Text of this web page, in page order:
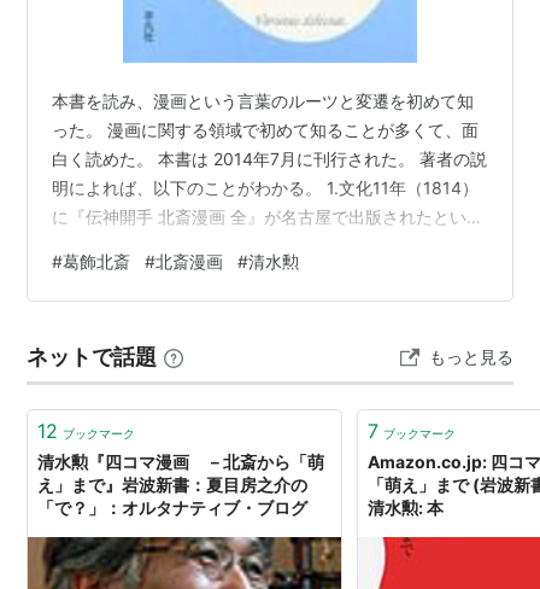
本書を読み、漫画という言葉のルーツと変遷を初めて知
った。 漫画に関する領域で初めて知ることが多くて、面
白く読めた。 本書は 2014年7月に刊行された。 著者の説
明によれば、以下のことがわかる。 1.文化11年（1814）
に『伝神開手 北斎漫画 全』が名古屋で出版されたとい
の時代に遡る。 2.今泉一瓢（1685-1901）がイタリア語
の「カリカチュア」の訳語として『時事新報』紙上で使
を出版し、その中で「漫画」とは「カリカチュア」のこ
とであると、説明しているという。明治23年に『時事新
報』に…
#葛飾北斎 #北斎漫画 #清水勲
ネットで話題 もっと見る
12 ブックマーク
清水勲『四コマ漫画 －北斎から「萌
え」まで』岩波新書：夏目房之介の
「で？」：オルタナティブ・ブログ
7 ブックマーク
Amazon.co.jp: 四コ
「萌え」まで (岩波
清水勲: 本